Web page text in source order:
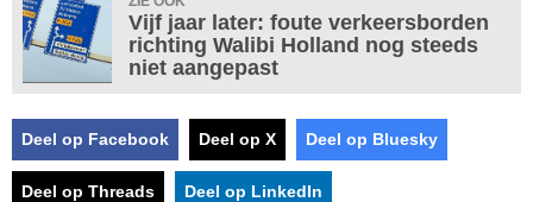
Vijf jaar later: foute verkeersborden
richting Walibi Holland nog steeds
niet aangepast
Deel op Facebook Deel op X Deel op Bluesky
Deel op Threads Deel op LinkedIn